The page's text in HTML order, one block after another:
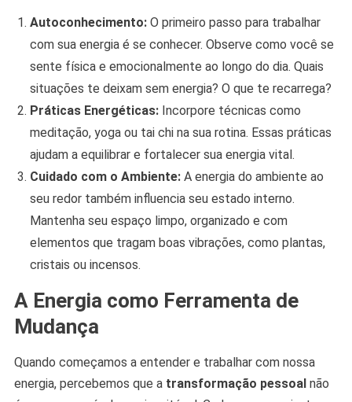
Autoconhecimento:O primeiro passo para trabalhar
com sua energia é se conhecer. Observe como você se
sente física e emocionalmente ao longo do dia. Quais
situações te deixam sem energia? O que te recarrega?
Práticas Energéticas:Incorpore técnicas como
meditação, yoga ou tai chi na sua rotina. Essas práticas
ajudam a equilibrar e fortalecer sua energia vital.
Cuidado com o Ambiente:A energia do ambiente ao
seu redor também influencia seu estado interno.
Mantenha seu espaço limpo, organizado e com
elementos que tragam boas vibrações, como plantas,
cristais ou incensos.
A Energia como Ferramenta de
Mudança
Quando começamos a entender e trabalhar com nossa
energia, percebemos que a transformação pessoal não